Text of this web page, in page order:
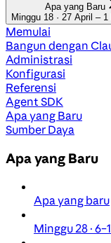
Apa yang Baru
Minggu 18 · 27 April –
Memulai
Bangun dengan
Administrasi
Konfigurasi
Referensi
Agent SDK
Apa yang Baru
Sumber Daya
Apa yang Baru
Apa yang baru
Minggu 28 ·